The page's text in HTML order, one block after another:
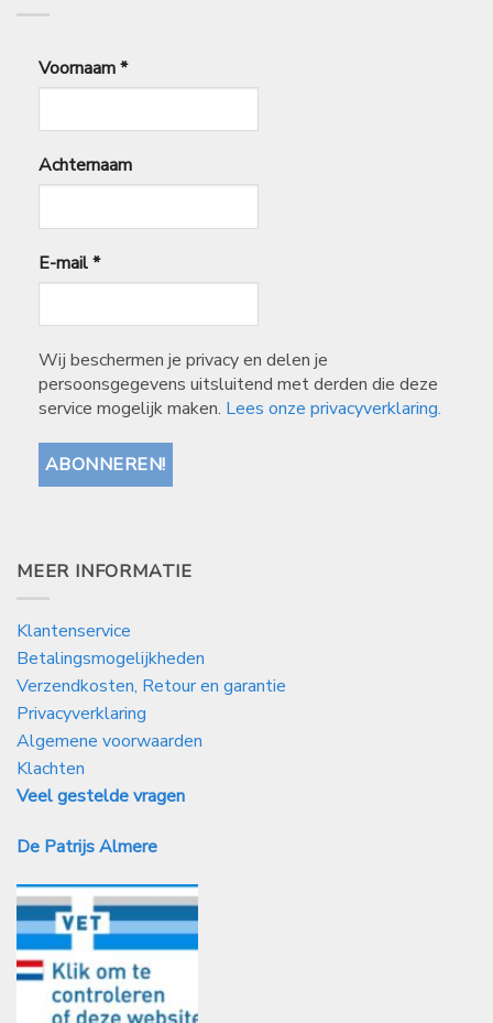
Voornaam*
Achternaam
E-mail*
Wij beschermen je privacy en delen je
persoonsgegevens uitsluitend met derden die deze
service mogelijk maken. Lees onze privacyverklaring.
MEER INFORMATIE
Klantenservice
Betalingsmogelijkheden
Verzendkosten, Retour en garantie
Privacyverklaring
Algemene voorwaarden
Klachten
Veel gestelde vragen
De Patrijs Almere